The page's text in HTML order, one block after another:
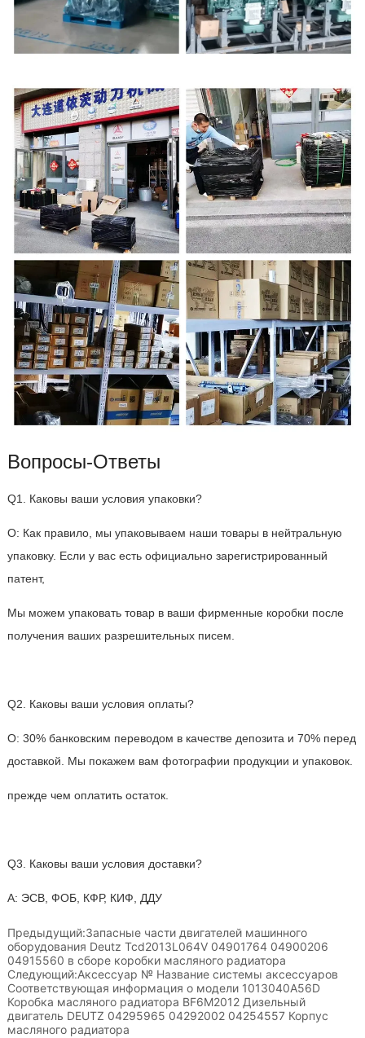
Предыдущий:Запасные части двигателей машинного
оборудования Deutz Tcd2013L064V 04901764 04900206
04915560 в сборе коробки масляного радиатора
Следующий:Аксессуар № Название системы аксессуаров
Соответствующая информация о модели 1013040A56D
Коробка масляного радиатора BF6M2012 Дизельный
двигатель DEUTZ 04295965 04292002 04254557 Корпус
масляного радиатора